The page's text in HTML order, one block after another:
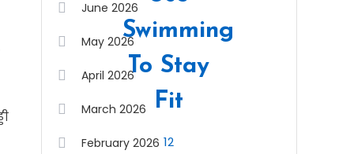
June 2026
May 2026
April 2026
March 2026
February 2026
Swimming
To Stay
Fit
12